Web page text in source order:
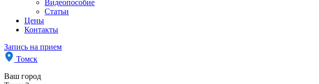
Видеопособие
Статьи
Цены
Контакты
Запись на прием
Томск
Ваш город